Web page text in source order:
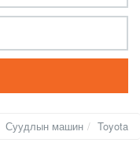
Суудлын машин Toyota